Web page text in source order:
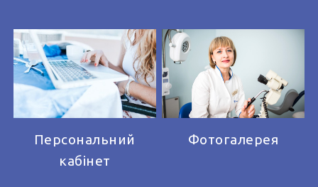
Персональний
кабінет
Фотогалерея